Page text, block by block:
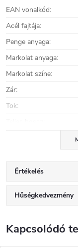
arányáért értékelik. A
fa, G10, FRN) és
N690, 14C28N, VG-
használata biztosítja,
értéket és
EAN vonalkód:
Acél fajtája:
Penge anyaga:
Markolat anyaga:
Markolat színe:
Zár:
Tok:
Értékelés
Hűségkedvezmény
Kapcsolódó